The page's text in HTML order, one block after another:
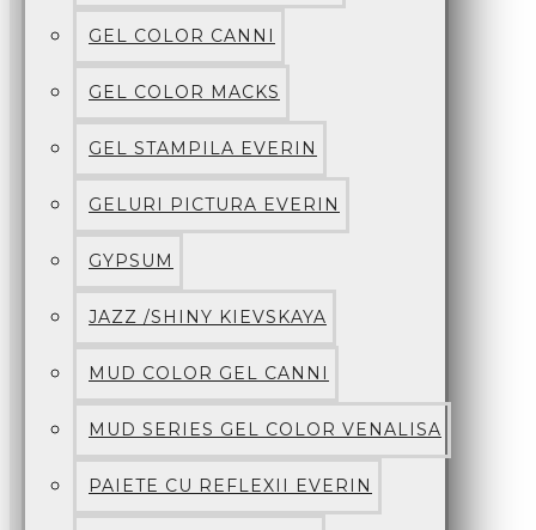
GEL COLOR CANNI
GEL COLOR MACKS
GEL STAMPILA EVERIN
GELURI PICTURA EVERIN
GYPSUM
JAZZ /SHINY KIEVSKAYA
MUD COLOR GEL CANNI
MUD SERIES GEL COLOR VENALISA
PAIETE CU REFLEXII EVERIN